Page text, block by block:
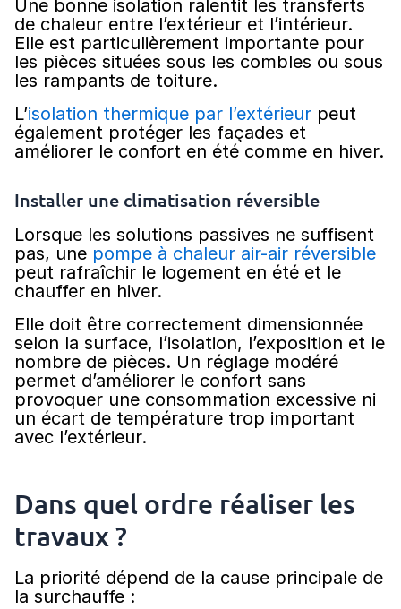
Une bonne isolation ralentit les transferts
de chaleur entre l’extérieur et l’intérieur.
Elle est particulièrement importante pour
les pièces situées sous les combles ou sous
les rampants de toiture.
L’isolation thermique par l’extérieur peut
également protéger les façades et
améliorer le confort en été comme en hiver.
Installer une climatisation réversible
Lorsque les solutions passives ne suffisent
pas, une pompe à chaleur air-air réversible
peut rafraîchir le logement en été et le
chauffer en hiver.
Elle doit être correctement dimensionnée
selon la surface, l’isolation, l’exposition et le
nombre de pièces. Un réglage modéré
permet d’améliorer le confort sans
provoquer une consommation excessive ni
un écart de température trop important
avec l’extérieur.
Dans quel ordre réaliser les
travaux ?
La priorité dépend de la cause principale de
la surchauffe :